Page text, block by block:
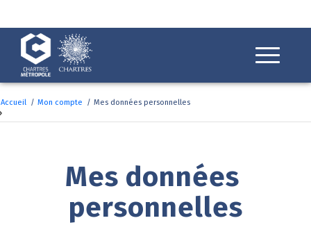
de
chat
Accueil / Mon compte / Mes données personnelles
Mes données
personnelles